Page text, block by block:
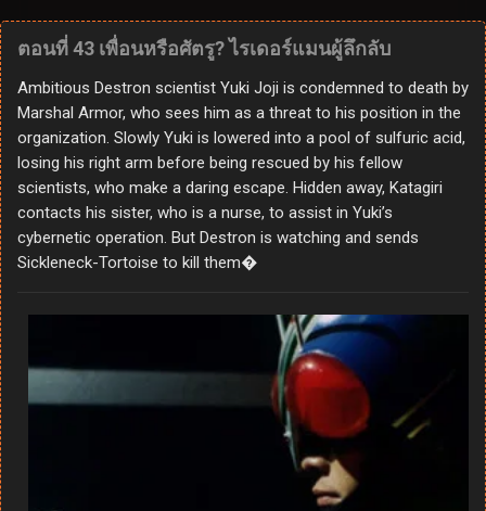
ตอนที่ 43 เพื่อนหรือศัตรู? ไรเดอร์แมนผู้ลึกลับ
Ambitious Destron scientist Yuki Joji is condemned to death by
Marshal Armor, who sees him as a threat to his position in the
organization. Slowly Yuki is lowered into a pool of sulfuric acid,
losing his right arm before being rescued by his fellow
scientists, who make a daring escape. Hidden away, Katagiri
contacts his sister, who is a nurse, to assist in Yuki’s
cybernetic operation. But Destron is watching and sends
Sickleneck-Tortoise to kill them�